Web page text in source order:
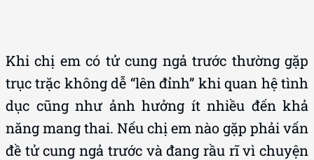
Khi chị em có tử cung ngả trước thường gặp
trục trặc không dễ “lên đỉnh” khi quan hệ tình
dục cũng như ảnh hưởng ít nhiều đến khả
năng mang thai. Nếu chị em nào gặp phải vấn
đề tử cung ngả trước và đang rầu rĩ vì chuyện